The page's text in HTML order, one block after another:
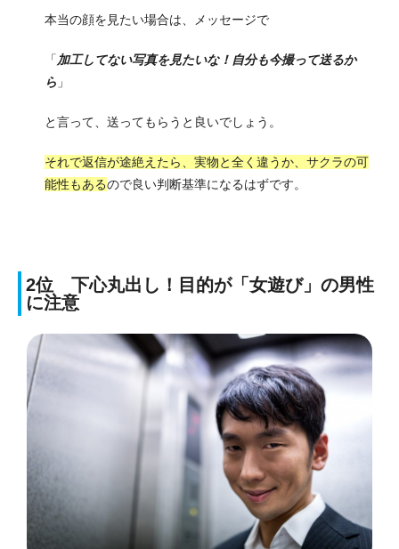
本当の顔を見たい場合は、メッセージで
「加工してない写真を見たいな！自分も今撮って送るか
ら 」
と言って、送ってもらうと良いでしょう。
それで返信が途絶えたら、実物と全く違うか、サクラの可
能性もあるので良い判断基準になるはずです。
2位 下心丸出し！目的が「女遊び」の男性
に注意